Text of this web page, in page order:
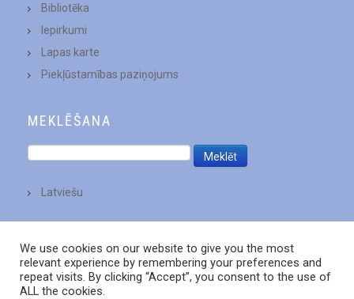
Bibliotēka
Iepirkumi
Lapas karte
Piekļūstamības paziņojums
MEKLĒŠANA
Latviešu
We use cookies on our website to give you the most
relevant experience by remembering your preferences and
repeat visits. By clicking “Accept”, you consent to the use of
ALL the cookies.